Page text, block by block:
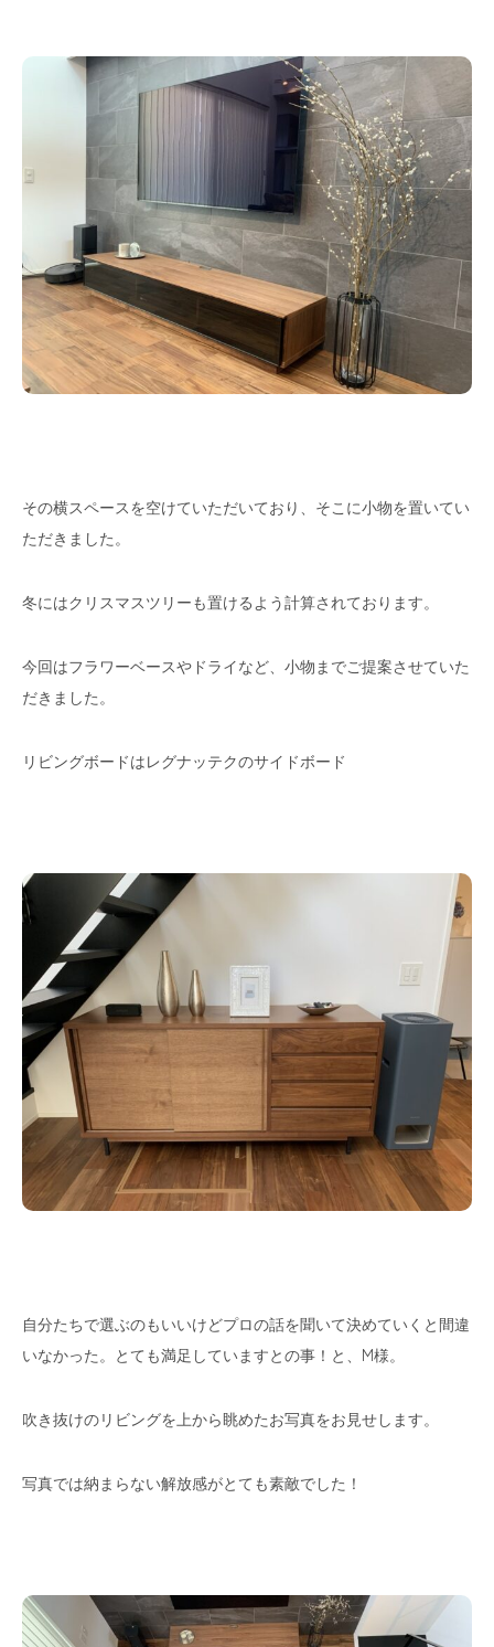
その横スペースを空けていただいており、そこに小物を置いてい
ただきました。
冬にはクリスマスツリーも置けるよう計算されております。
今回はフラワーベースやドライなど、小物までご提案させていた
だきました。
リビングボードはレグナッテクのサイドボード
自分たちで選ぶのもいいけどプロの話を聞いて決めていくと間違
いなかった。とても満足していますとの事！と、M様。
吹き抜けのリビングを上から眺めたお写真をお見せします。
写真では納まらない解放感がとても素敵でした！